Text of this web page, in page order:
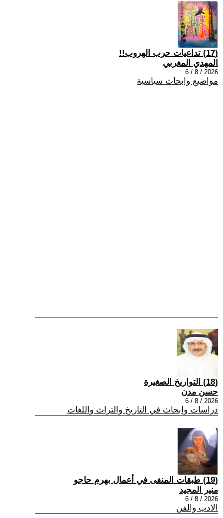
(17) تداعيات حرب الهروب!!
المهدي المغربي
2026 / 8 / 6
مواضيع وابحاث سياسية
(18) التواريخ الصغيرة
حسن مدن
2026 / 8 / 6
دراسات وابحاث في التاريخ والتراث واللغات
(19) طبقات المنفى في أعمال بهرم حاجو
منير المجيد
2026 / 8 / 6
الادب والفن